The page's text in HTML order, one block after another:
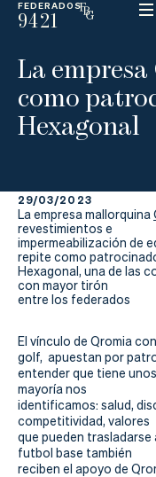
FEDERADOS
9421
ESP
N
D
C
A
P
La
Federarse
Jugar
Tienda
La
como
Hexagonal
29/03/2023
La empresa mallorquina
revestimientos e
impermeabilización de
repite como
Hexagonal, una de las
con mayor tirón
entre los federados
El vínculo de Qromia
golf, apuestan por
entender que tiene
mayoría nos
identificamos: salud,
competitividad, valores
que pueden trasladarse
futbol base también
reciben el apoyo de